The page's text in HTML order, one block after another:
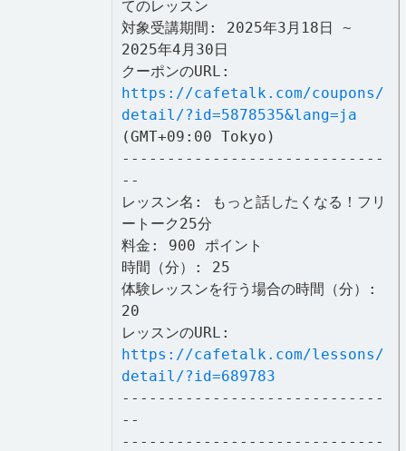
てのレッスン
対象受講期間: 2025年3月18日 ~
2025年4月30日
クーポンのURL:
https://cafetalk.com/coupons/
detail/?id=5878535&lang=ja
(GMT+09:00 Tokyo)
-----------------------------
--
レッスン名: もっと話したくなる！フリ
ートーク25分
料金: 900 ポイント
時間（分）: 25
体験レッスンを行う場合の時間（分）:
20
レッスンのURL:
https://cafetalk.com/lessons/
detail/?id=689783
-----------------------------
--
-----------------------------